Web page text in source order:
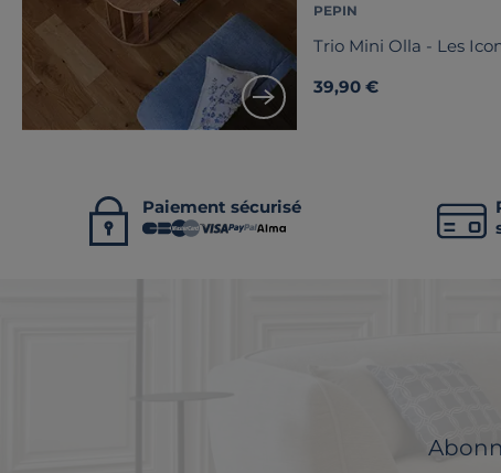
PEPIN
Trio Mini Olla - Les
39,90 €
Paiement sécurisé